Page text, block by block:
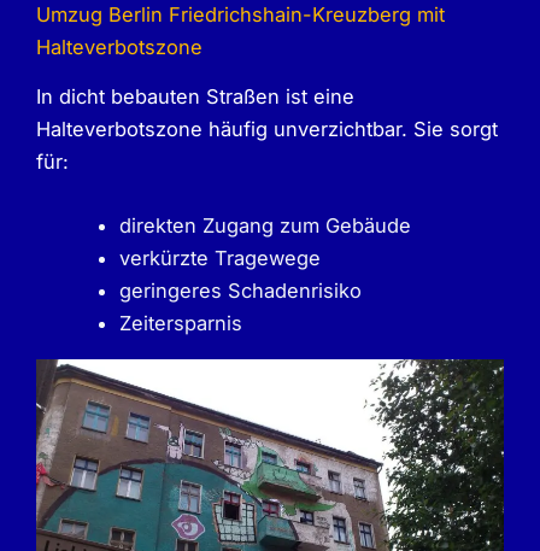
Umzug Berlin Friedrichshain-Kreuzberg mit
Halteverbotszone
In dicht bebauten Straßen ist eine
Halteverbotszone häufig unverzichtbar. Sie sorgt
für:
direkten Zugang zum Gebäude
verkürzte Tragewege
geringeres Schadenrisiko
Zeitersparnis